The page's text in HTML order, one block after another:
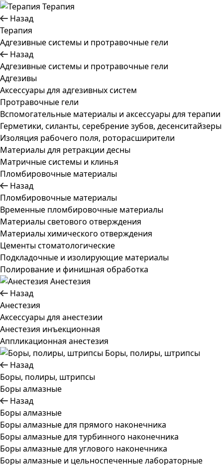
Терапия
Назад
Терапия
Адгезивные системы и протравочные гели
Назад
Адгезивные системы и протравочные гели
Адгезивы
Аксессуары для адгезивных систем
Протравочные гели
Вспомогательные материалы и аксессуары для терапии
Герметики, силанты, серебрение зубов, десенситайзеры
Изоляция рабочего поля, роторасширители
Материалы для ретракции десны
Матричные системы и клинья
Пломбировочные материалы
Назад
Пломбировочные материалы
Временные пломбировочные материалы
Материалы светового отверждения
Материалы химического отверждения
Цементы стоматологические
Подкладочные и изолирующие материалы
Полирование и финишная обработка
Анестезия
Назад
Анестезия
Аксессуары для анестезии
Анестезия инъекционная
Аппликационная анестезия
Боры, полиры, штрипсы
Назад
Боры, полиры, штрипсы
Боры алмазные
Назад
Боры алмазные
Боры алмазные для прямого наконечника
Боры алмазные для турбинного наконечника
Боры алмазные для углового наконечника
Боры алмазные и цельноспеченные лабораторные